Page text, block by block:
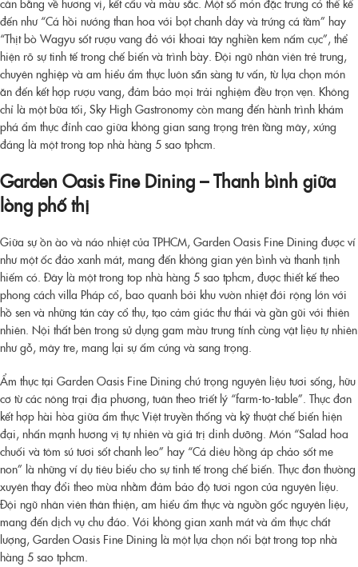
đến như “Cá hồi nướng than hoa với bọt chanh dây và trứng cá tầm” hay
“Thịt bò Wagyu sốt rượu vang đỏ với khoai tây nghiền kem nấm cục”, thể
hiện rõ sự tinh tế trong chế biến và trình bày. Đội ngũ nhân viên trẻ trung,
chuyên nghiệp và am hiểu ẩm thực luôn sẵn sàng tư vấn, từ lựa chọn món
ăn đến kết hợp rượu vang, đảm bảo mọi trải nghiệm đều trọn vẹn. Không
chỉ là một bữa tối, Sky High Gastronomy còn mang đến hành trình khám
phá ẩm thực đỉnh cao giữa không gian sang trọng trên tầng mây, xứng
đáng là một trong top nhà hàng 5 sao tphcm
Garden Oasis Fine Dining – Thanh bình giữa
lòng phố thị
Giữa sự ồn ào và náo nhiệt của TPHCM, Garden Oasis Fine Dining được ví
như một ốc đảo xanh mát, mang đến không gian yên bình và thanh tịnh
hiếm có. Đây là một trong top nhà hàng 5 sao tphcm, được thiết kế theo
phong cách villa Pháp cổ, bao quanh bởi khu vườn nhiệt đới rộng lớn với
hồ sen và những tán cây cổ thụ, tạo cảm giác thư thái và gần gũi với thiên
nhiên. Nội thất bên trong sử dụng gam màu trung tính cùng vật liệu tự nhiên
như gỗ, mây tre, mang lại sự ấm cúng và sang trọng.
Ẩm thực tại Garden Oasis Fine Dining chú trọng nguyên liệu tươi sống, hữu
cơ từ các nông trại địa phương, tuân theo triết lý “farm-to-table”. Thực đơn
kết hợp hài hòa giữa ẩm thực Việt truyền thống và kỹ thuật chế biến hiện
đại, nhấn mạnh hương vị tự nhiên và giá trị dinh dưỡng. Món “Salad hoa
chuối và tôm sú tươi sốt chanh leo” hay “Cá diêu hồng áp chảo sốt me
non” là những ví dụ tiêu biểu cho sự tinh tế trong chế biến. Thực đơn thường
xuyên thay đổi theo mùa nhằm đảm bảo độ tươi ngon của nguyên liệu.
Đội ngũ nhân viên thân thiện, am hiểu ẩm thực và nguồn gốc nguyên liệu,
mang đến dịch vụ chu đáo. Với không gian xanh mát và ẩm thực chất
lượng, Garden Oasis Fine Dining là một lựa chọn nổi bật trong top nhà
hàng 5 sao tphcm